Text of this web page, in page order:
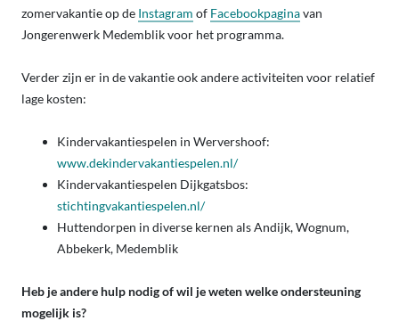
zomervakantie op de Instagram of Facebookpaginavan
Jongerenwerk Medemblik voor het programma.
Verder zijn er in de vakantie ook andere activiteiten voor relatief
lage kosten:
Kindervakantiespelen in Wervershoof:
www.dekindervakantiespelen.nl/
Kindervakantiespelen Dijkgatsbos:
stichtingvakantiespelen.nl/
Huttendorpen in diverse kernen als Andijk, Wognum,
Abbekerk, Medemblik
Heb je andere hulp nodig of wil je weten welke ondersteuning
mogelijk is?